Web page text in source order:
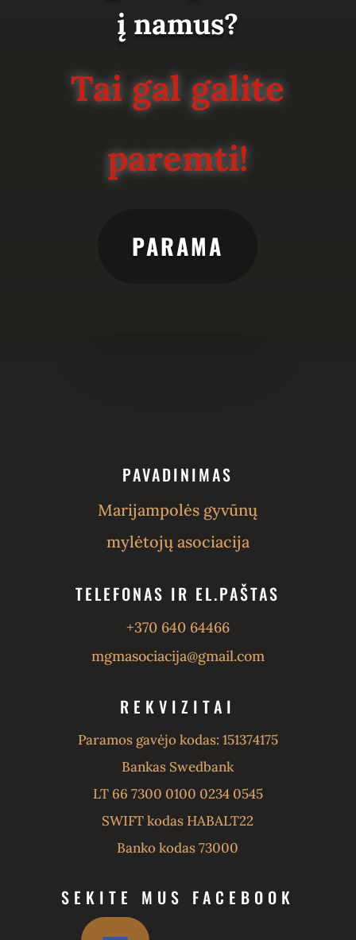
į namus?
Tai gal galite
paremti!
PARAMA
PAVADINIMAS
Marijampolės gyvūnų
mylėtojų asociacija
TELEFONAS IR EL.PAŠTAS
+370 640 64466
mgmasociacija@gmail.com
REKVIZITAI
Paramos gavėjo kodas: 151374175
Bankas Swedbank
LT 66 7300 0100 0234 0545
SWIFT kodas HABALT22
Banko kodas 73000
SEKITE MUS FACEBOOK